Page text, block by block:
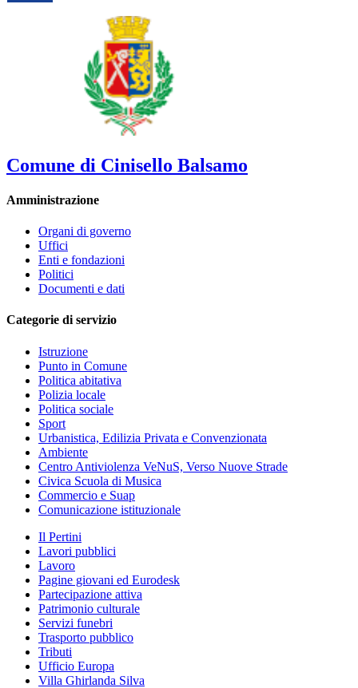
Comune di Cinisello Balsamo
Amministrazione
Organi di governo
Uffici
Enti e fondazioni
Politici
Documenti e dati
Categorie di servizio
Istruzione
Punto in Comune
Politica abitativa
Polizia locale
Politica sociale
Sport
Urbanistica, Edilizia Privata e Convenzionata
Ambiente
Centro Antiviolenza VeNuS, Verso Nuove Strade
Civica Scuola di Musica
Commercio e Suap
Comunicazione istituzionale
Il Pertini
Lavori pubblici
Lavoro
Pagine giovani ed Eurodesk
Partecipazione attiva
Patrimonio culturale
Servizi funebri
Trasporto pubblico
Tributi
Ufficio Europa
Villa Ghirlanda Silva